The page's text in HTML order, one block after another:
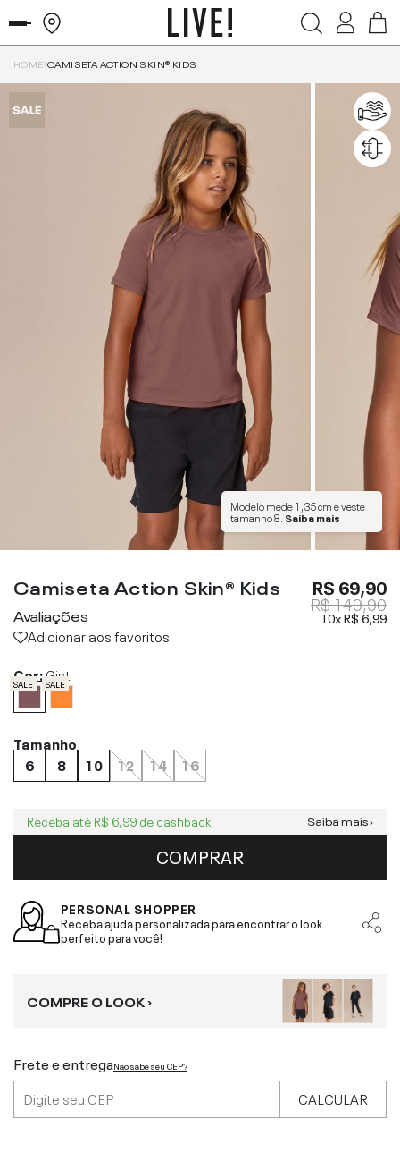
HOME CAMISETA ACTION SKIN® KIDS
Modelo mede1,35 cme veste
tamanho8 Saiba mais
Camiseta Action Skin® Kids
Avaliações
Adicionar aos favoritos
R$ 69,90
R$ 149,90
10xR$ 6,99
Cor:Gist
SALE SALE
Tamanho
6
8 10 12 14 16
Receba até R$ 6,99 de cashback Saiba mais ›
COMPRAR
PERSONAL SHOPPER
Receba ajuda personalizada para encontrar o look
perfeito para você!
COMPRE O LOOK ›
Frete e entregaNão sabe seu CEP?
CALCULAR